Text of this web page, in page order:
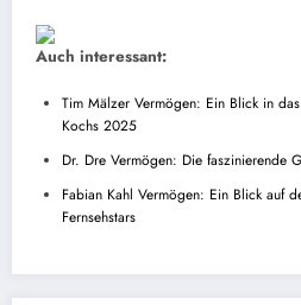
Auch interessant:
Tim Mälzer Vermögen: Ein Blick in
Kochs 2025
Dr. Dre Vermögen: Die faszinierende
Fabian Kahl Vermögen: Ein Blick auf
Fernsehstars